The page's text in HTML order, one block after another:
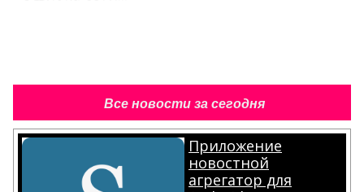
новостной
агрегатор для
Android
.